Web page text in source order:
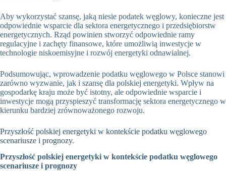
Aby wykorzystać szansę, jaką niesie podatek węglowy, konieczne jest
odpowiednie wsparcie dla sektora energetycznego i przedsiębiorstw
energetycznych. Rząd powinien stworzyć odpowiednie ramy
regulacyjne i zachęty finansowe, które umożliwią inwestycje w
technologie niskoemisyjne i rozwój energetyki odnawialnej.
Podsumowując, wprowadzenie podatku węglowego w Polsce stanowi
zarówno wyzwanie, jak i szansę dla polskiej energetyki. Wpływ na
gospodarkę kraju może być istotny, ale odpowiednie wsparcie i
inwestycje mogą przyspieszyć transformację sektora energetycznego w
kierunku bardziej zrównoważonego rozwoju.
Przyszłość polskiej energetyki w kontekście podatku węglowego
scenariusze i prognozy.
Przyszłość polskiej energetyki w kontekście podatku węglowego
scenariusze i prognozy